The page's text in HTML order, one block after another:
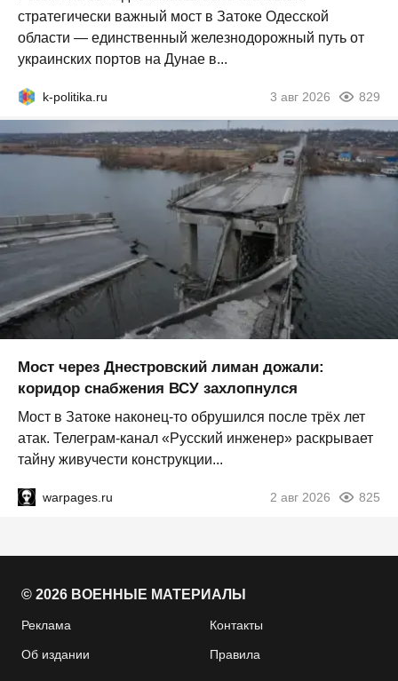
стратегически важный мост в Затоке Одесской
области — единственный железнодорожный путь от
украинских портов на Дунае в...
k-politika.ru 3 авг 2026 829
Мост через Днестровский лиман дожали:
коридор снабжения ВСУ захлопнулся
Мост в Затоке наконец-то обрушился после трёх лет
атак. Телеграм-канал «Русский инженер» раскрывает
тайну живучести конструкции...
warpages.ru 2 авг 2026 825
© 2026 ВОЕННЫЕ МАТЕРИАЛЫ
Реклама Контакты
Об издании Правила